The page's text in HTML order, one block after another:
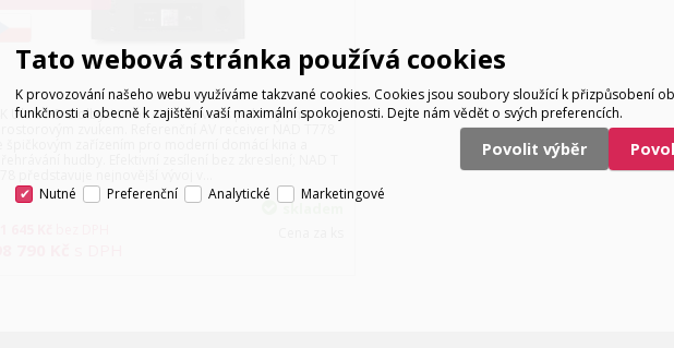
4K Ultra HD Dolby Atmos AV receiver s pohlcujícím
skladem
Tato webová stránka používá cookies
K provozování našeho webu využíváme takzvané cookies. Cookies jsou soubory sloužící k přizpůsobení
funkčnosti a obecně k zajištění vaší maximální spokojenosti. Dejte nám vědět o svých preferencích.
Povolit výběr
Nutné Preferenční Analytické Marketingové